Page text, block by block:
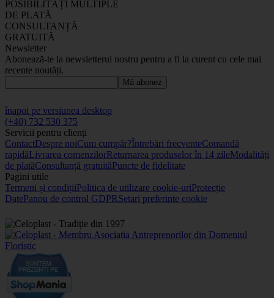
POSIBILITĂȚI MULTIPLE
DE PLATĂ
CONSULTANȚĂ
GRATUITĂ
Newsletter
Abonează-te la newsletterul nostru pentru a fi la curent cu cele mai
recente noutăți.
Mă abonez
înapoi pe versiunea desktop
(+40) 732 530 375
Servicii pentru clienți
ContactDespre noiCum cumpăr?Întrebări frecventeComandă
rapidăLivrarea comenzilorReturnarea produselor în 14 zileModalități
de platăConsultanță gratuităPuncte de fidelitate
Pagini utile
Termeni și condițiiPolitica de utilizare cookie-uriProtecție
DatePanou de control GDPRSetari preferinte cookie